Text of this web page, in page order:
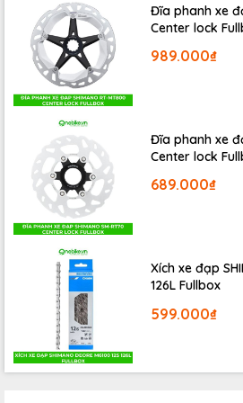
che chắn toàn bộ bánh xe chắn
bùn xe đạp nhựa dẻo cao cấp
phanh đĩa hay phanh vành.
Đĩa phanh xe
Center lock
989.000₫
Đĩa phanh xe
Center lock
689.000₫
Xích xe đạp
126L Fullbox
599.000₫